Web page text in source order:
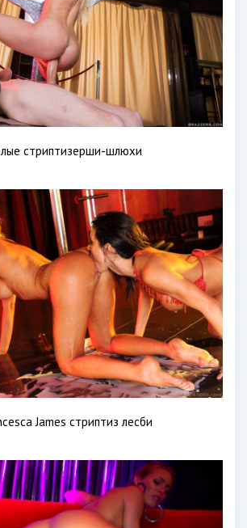
стриптизерши-шлюхи
James стриптиз лесби